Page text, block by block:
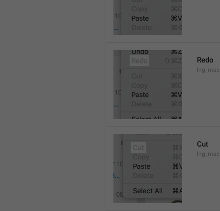
Redo
Cut